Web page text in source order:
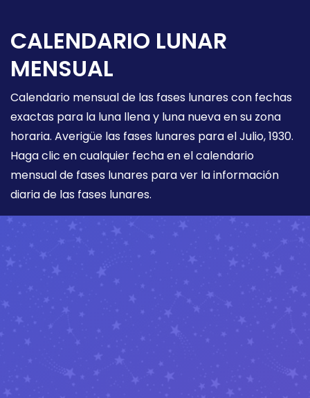
CALENDARIO LUNAR
MENSUAL
Calendario mensual de las fases lunares con fechas
exactas para la luna llena y luna nueva en su zona
horaria. Averigüe las fases lunares para el Julio, 1930.
Haga clic en cualquier fecha en el calendario
mensual de fases lunares para ver la información
diaria de las fases lunares.